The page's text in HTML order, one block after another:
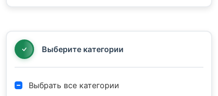
Выберите категории
Выбрать все категории